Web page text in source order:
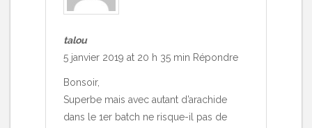
talou
5 janvier 2019 at 20 h 35 min Répondre
Bonsoir,
Superbe mais avec autant d’arachide
dans le 1er batch ne risque-il pas de